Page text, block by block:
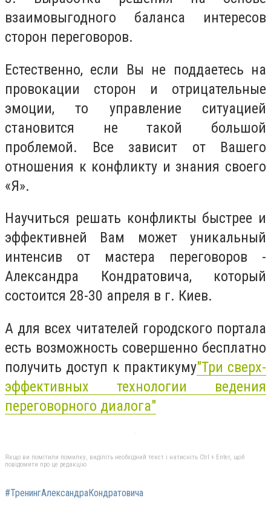
взаимовыгодного баланса интересов
сторон переговоров.
Естественно, если Вы не поддаетесь на
провокации сторон и отрицательные
эмоции, то управление ситуацией
становится не такой большой
проблемой. Все зависит от Вашего
отношения к конфликту и знания своего
«Я».
Научиться решать конфликты быстрее и
эффективней Вам может уникальный
интенсив от мастера переговоров -
Александра Кондратовича, который
состоится 28-30 апреля в г. Киев.
А для всех читателей городского портала
есть возможность совершенно бесплатно
получить доступ к практикуму"Три сверх-
эффективных технологии ведения
переговорного диалога"
Якщо ви помітили помилку, виділіть необхідний текст і натисніть Ctrl + Enter, щоб
повідомити про це редакцію
#ТренингАлександраКондратовича